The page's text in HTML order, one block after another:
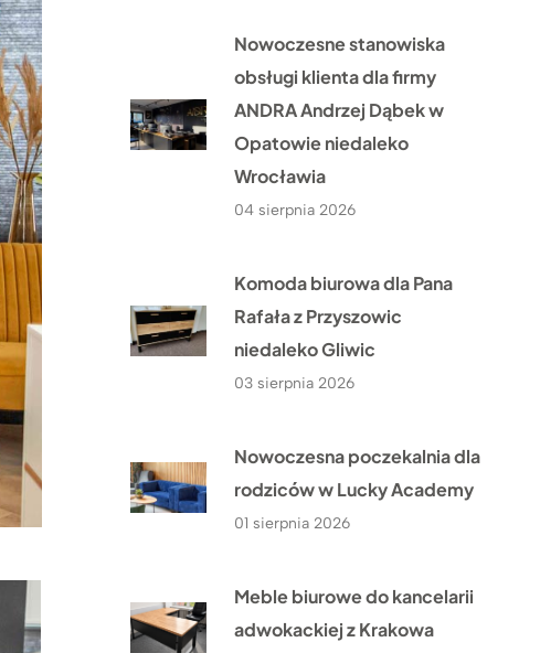
Nowoczesne stanowiska
obsługi klienta dla firmy
ANDRA Andrzej Dąbek w
Opatowie niedaleko
Wrocławia
04 sierpnia 2026
Komoda biurowa dla Pana
Rafała z Przyszowic
niedaleko Gliwic
03 sierpnia 2026
Nowoczesna poczekalnia dla
rodziców w Lucky Academy
01 sierpnia 2026
Meble biurowe do kancelarii
adwokackiej z Krakowa